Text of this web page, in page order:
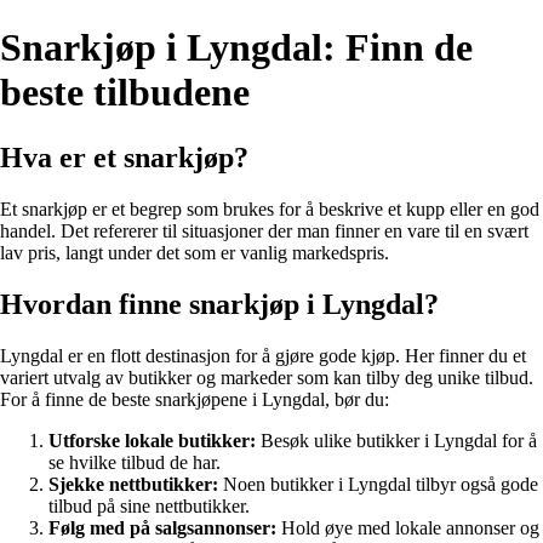
Snarkjøp i Lyngdal: Finn de
beste tilbudene
Hva er et snarkjøp?
Et snarkjøp er et begrep som brukes for å beskrive et kupp eller en god
handel. Det refererer til situasjoner der man finner en vare til en svært
lav pris, langt under det som er vanlig markedspris.
Hvordan finne snarkjøp i Lyngdal?
Lyngdal er en flott destinasjon for å gjøre gode kjøp. Her finner du et
variert utvalg av butikker og markeder som kan tilby deg unike tilbud.
For å finne de beste snarkjøpene i Lyngdal, bør du:
Utforske lokale butikker: Besøk ulike butikker i Lyngdal for å
se hvilke tilbud de har.
Sjekke nettbutikker: Noen butikker i Lyngdal tilbyr også gode
tilbud på sine nettbutikker.
Følg med på salgsannonser: Hold øye med lokale annonser og